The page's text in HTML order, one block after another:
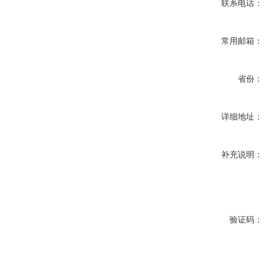
联系电话：
常用邮箱：
省份：
详细地址：
补充说明：
验证码：